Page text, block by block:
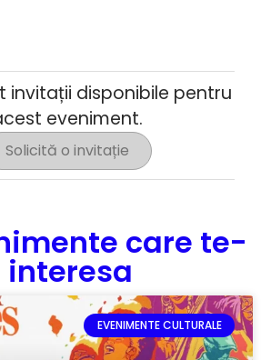
invitații disponibile pentru
eveniment.
Solicită o invitație
care te-
EVENIMENTE CULTURALE